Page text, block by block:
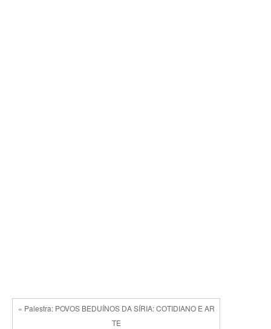
« Palestra: POVOS BEDUÍNOS DA SÍRIA: COTIDIANO E AR
TE